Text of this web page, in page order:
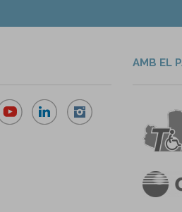
AMB EL